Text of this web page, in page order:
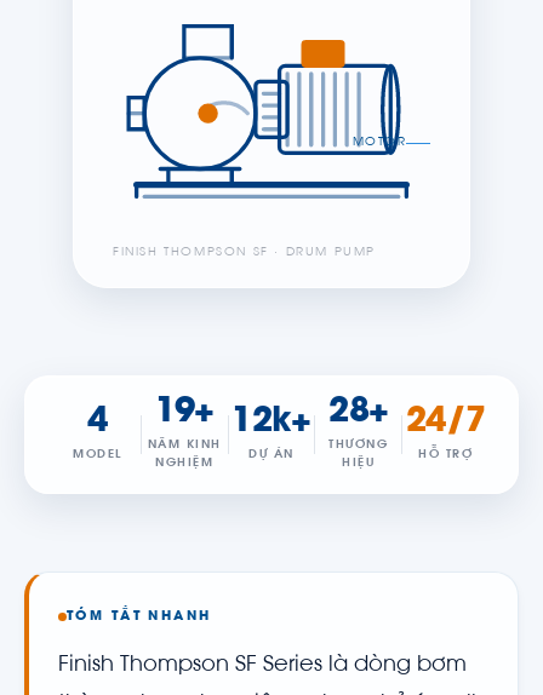
MOTOR
FINISH THOMPSON SF · DRUM PUMP
4
MODEL
19+
NĂM KINH
NGHIỆM
12k+
DỰ ÁN
28+
THƯƠNG
HIỆU
24/7
HỖ TRỢ
TÓM TẮT NHANH
Finish Thompson SF Series là dòng bơm